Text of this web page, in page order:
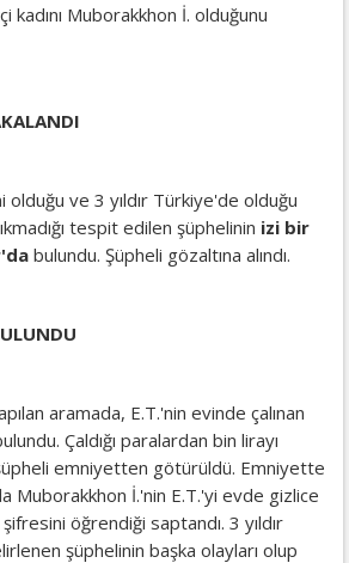
kadını Muborakkhon İ. olduğunu
olduğu ve 3 yıldır Türkiye'de olduğu
tespit edilen şüphelinin izi bir
bulundu. Şüpheli gözaltına alındı.
aramada, E.T.'nin evinde çalınan
Çaldığı paralardan bin lirayı
emniyetten götürüldü. Emniyette
Muborakkhon İ.'nin E.T.'yi evde gizlice
öğrendiği saptandı. 3 yıldır
şüphelinin başka olayları olup